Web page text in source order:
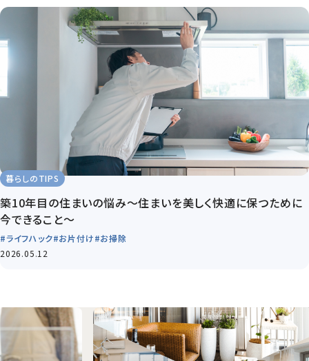
暮らしのTIPS
築10年目の住まいの悩み～住まいを美しく快適に保つために
今できること～
#ライフハック#お片付け#お掃除
2026.05.12